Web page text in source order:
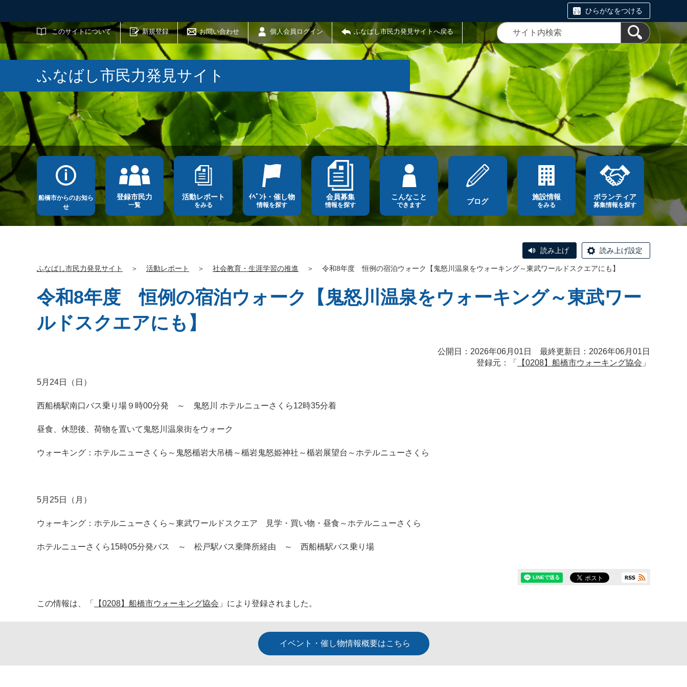
ひらがなをつける
このサイトについて 新規登録 お問い合わせ 個人会員ログイン ふなばし市民力発見サイトへ戻る
サイト内検索
ふなばし市民力発見サイト
船橋市からのお知ら
せ
登録市民力
一覧
活動レポート
をみる
ｲﾍﾞﾝﾄ・催し物
情報を探す
会員募集
情報を探す
こんなこと
できます ブログ
施設情報
をみる
ボランティア
募集情報を探す
読み上げ 読み上げ設定
ふなばし市民力発見サイト ＞ 活動レポート ＞ 社会教育・生涯学習の推進 ＞ 令和8年度 恒例の宿泊ウォーク【鬼怒川温泉をウォーキング～東武ワールドスクエアにも】
令和8年度 恒例の宿泊ウォーク【鬼怒川温泉をウォーキング～東武ワー
ルドスクエアにも】
公開日：2026年06月01日 最終更新日：2026年06月01日
登録元：「
【0208】船橋市ウォーキング協会 」
5月24日（日）
西船橋駅南口バス乗り場９時00分発 ～ 鬼怒川 ホテルニューさくら12時35分着
昼食、休憩後、荷物を置いて鬼怒川温泉街をウォーク
ウォーキング：ホテルニューさくら～鬼怒楯岩大吊橋～楯岩鬼怒姫神社～楯岩展望台～ホテルニューさくら
5月25日（月）
ウォーキング：ホテルニューさくら～東武ワールドスクエア 見学・買い物・昼食～ホテルニューさくら
ホテルニューさくら15時05分発バス ～ 松戸駅バス乗降所経由 ～ 西船橋駅バス乗り場
この情報は、「 【0208】船橋市ウォーキング協会 」により登録されました。
イベント・催し物情報概要はこちら